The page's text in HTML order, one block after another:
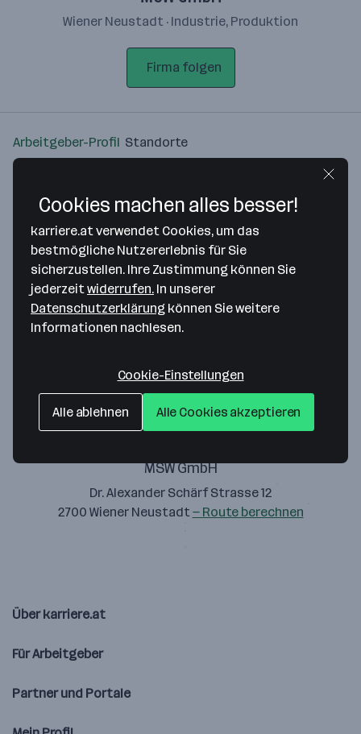
Wiener Neustadt · Industrie, Produktion
Firma folgen
Arbeitgeber-Profil Standorte
Bitte stimme unseren Cookie-
Richtlinien zu, um diese Karte
anzuzeigen.
MSW GmbH
Dr. Alexander Schärf Strasse 12
2700 Wiener Neustadt— Route berechnen
Über karriere.at
Für Arbeitgeber
Partner und Portale
Cookies machen alles besser!
karriere.at verwendet Cookies, um das
bestmögliche Nutzererlebnis für Sie
sicherzustellen. Ihre Zustimmung können Sie
jederzeitwiderrufen. In unserer
Datenschutzerklärung können Sie weitere
Informationen nachlesen.
Cookie-Einstellungen
Alle ablehnen Alle Cookies akzeptieren